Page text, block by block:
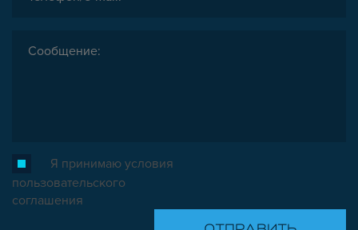
Я принимаю условия
пользовательского
соглашения